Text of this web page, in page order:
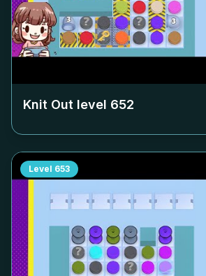
Knit Out level 652
Level 653